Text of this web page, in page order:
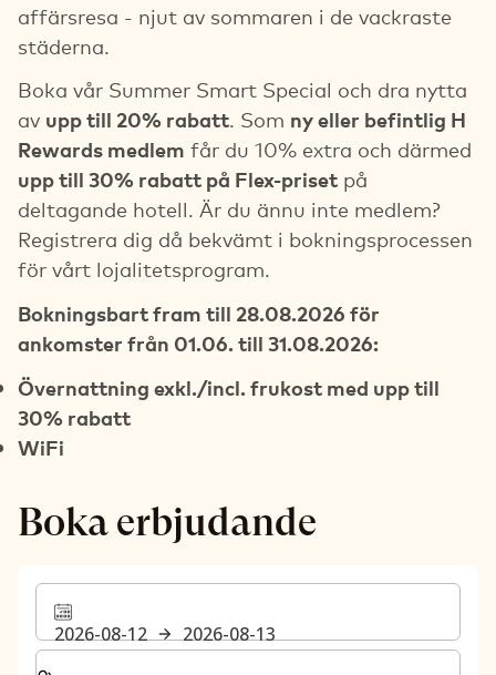
affärsresa - njut av sommaren i de vackraste
städerna.
Boka vår Summer Smart Special och dra nytta
av upp till 20% rabatt. Som ny eller befintlig H
Rewards medlem får du 10% extra och därmed
upp till 30% rabatt på Flex-priset på
deltagande hotell. Är du ännu inte medlem?
Registrera dig då bekvämt i bokningsprocessen
för vårt lojalitetsprogram.
Bokningsbart fram till 28.08.2026 för
ankomster från 01.06. till 31.08.2026:
Övernattning exkl./incl. frukost med upp till
30% rabatt
WiFi
Boka erbjudande
2026-08-12
2026-08-13
Välj antal rum och gäster för din vistelse